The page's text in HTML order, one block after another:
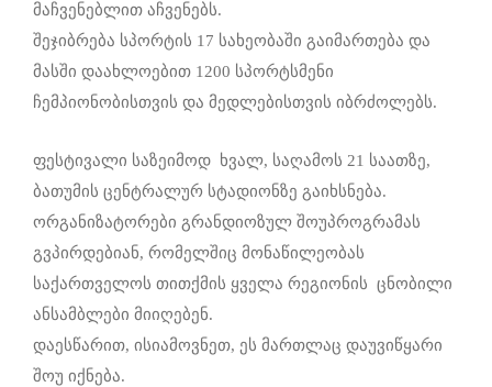
მაჩვენებლით აჩვენებს.
შეჯიბრება სპორტის 17 სახეობაში გაიმართება და
მასში დაახლოებით 1200 სპორტსმენი
ჩემპიონობისთვის და მედლებისთვის იბრძოლებს.
ფესტივალი საზეიმოდ ხვალ, საღამოს 21 საათზე,
ბათუმის ცენტრალურ სტადიონზე გაიხსნება.
ორგანიზატორები გრანდიოზულ შოუპროგრამას
გვპირდებიან, რომელშიც მონაწილეობას
საქართველოს თითქმის ყველა რეგიონის ცნობილი
ანსამბლები მიიღებენ.
დაესწარით, ისიამოვნეთ, ეს მართლაც დაუვიწყარი
შოუ იქნება.